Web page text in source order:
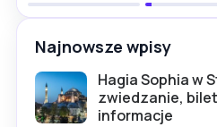
Najnowsze wpisy
Hagia Sophia w
zwiedzanie,
informacje